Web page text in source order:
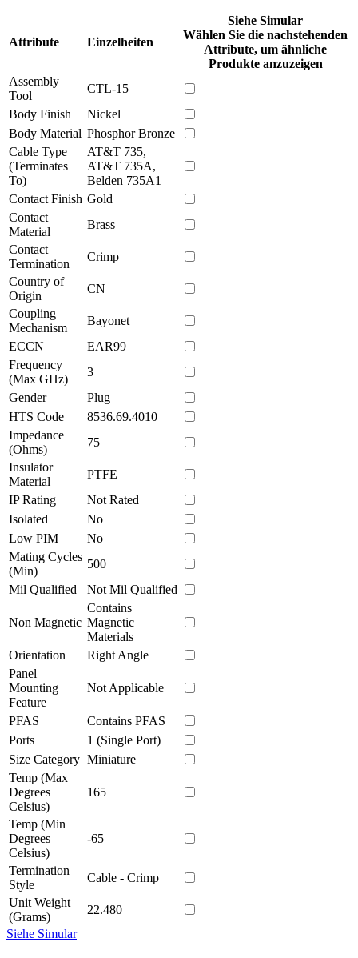
Attribute Einzelheiten
Siehe Simular
Wählen Sie die nachstehenden
Attribute, um ähnliche
Produkte anzuzeigen
Assembly
Tool
CTL-15
Body Finish
Nickel
Body Material Phosphor Bronze
Cable Type
(Terminates
To)
AT&T 735,
AT&T 735A,
Belden 735A1
Contact Finish Gold
Contact
Material
Brass
Contact
Termination
Crimp
Country of
Origin
CN
Coupling
Mechanism
Bayonet
ECCN
EAR99
Frequency
(Max GHz)
3
Gender
Plug
HTS Code
8536.69.4010
Impedance
(Ohms)
75
Insulator
Material
PTFE
IP Rating
Not Rated
Isolated
No
Low PIM
No
Mating Cycles
(Min)
500
Mil Qualified
Not Mil Qualified
Non Magnetic
Contains
Magnetic
Materials
Orientation
Right Angle
Panel
Mounting
Feature
Not Applicable
PFAS
Contains PFAS
Ports
1 (Single Port)
Size Category Miniature
Temp (Max
Degrees
Celsius)
165
Temp (Min
Degrees
Celsius)
-65
Termination
Style
Cable - Crimp
Unit Weight
(Grams)
22.480
Siehe Simular